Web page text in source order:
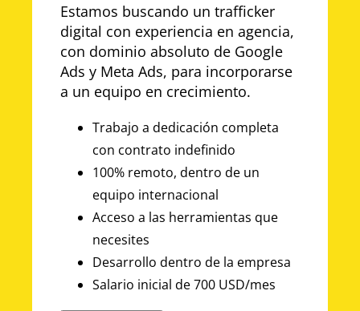
Estamos buscando un trafficker
digital con experiencia en agencia,
con dominio absoluto de Google
Ads y Meta Ads, para incorporarse
a un equipo en crecimiento.
Trabajo a dedicación completa
con contrato indefinido
100% remoto, dentro de un
equipo internacional
Acceso a las herramientas que
necesites
Desarrollo dentro de la empresa
Salario inicial de 700 USD/mes